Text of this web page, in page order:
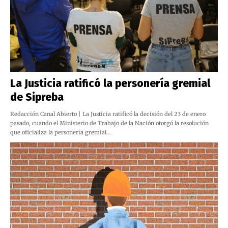
La Justicia ratificó la personería gremial
de Sipreba
Redacción Canal Abierto | La Justicia ratificó la decisión del 23 de enero
pasado, cuando el Ministerio de Trabajo de la Nación otorgó la resolución
que oficializa la personería gremial…